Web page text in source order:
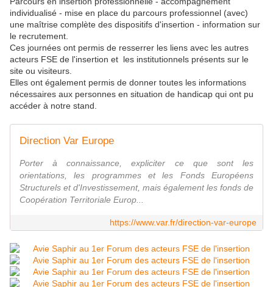
individualisé - mise en place du parcours professionnel (avec)
une maîtrise complète des dispositifs d'insertion - information sur
le recrutement.
Ces journées ont permis de resserrer les liens avec les autres
acteurs FSE de l'insertion et les institutionnels présents sur le
site ou visiteurs.
Elles ont également permis de donner toutes les informations
nécessaires aux personnes en situation de handicap qui ont pu
accéder à notre stand.
Direction Var Europe
Porter à connaissance, expliciter ce que sont les
orientations, les programmes et les Fonds Européens
Structurels et d'Investissement, mais également les fonds de
Coopération Territoriale Europ...
https://www.var.fr/direction-var-europe